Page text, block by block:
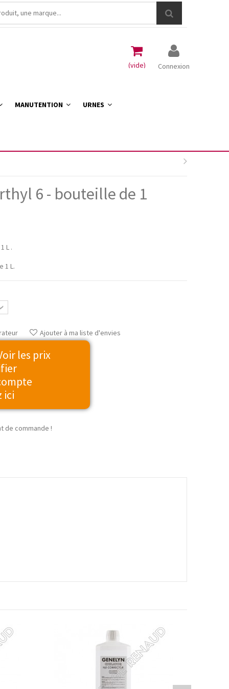
Connexion
(vide)
MANUTENTION URNES
6 - bouteille de 1
L .
1 L.
Ajouter à ma liste d'envies
les prix
ici
de commande !